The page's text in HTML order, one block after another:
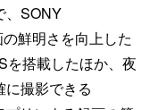
、SONY
鮮明さを向上した
を搭載したほか、夜
撮影できる